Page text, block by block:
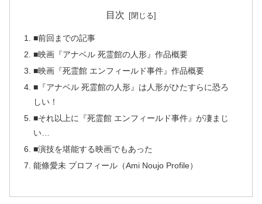
目次
■前回までの記事
■映画『アナベル 死霊館の人形』作品概要
■映画『死霊館 エンフィールド事件』作品概要
■『アナベル 死霊館の人形』は人形がひたすらに恐ろ
しい！
■それ以上に『死霊館 エンフィールド事件』が凄まじ
い…
■演技を堪能する映画でもあった
能條愛未 プロフィール（Ami Noujo Profile）